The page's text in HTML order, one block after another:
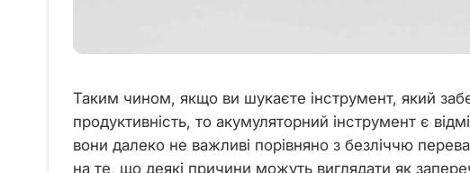
Таким чином, якщо ви шукаєте інструмент, який
продуктивність, то акумуляторний інструмент є
вони далеко не важливі порівняно з безліччю
на те, що деякі причини можуть виглядати як